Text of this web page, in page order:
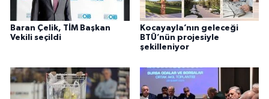
Baran Çelik, TİM Başkan
Vekili seçildi
Kocayayla’nın geleceği
BTÜ’nün projesiyle
şekilleniyor